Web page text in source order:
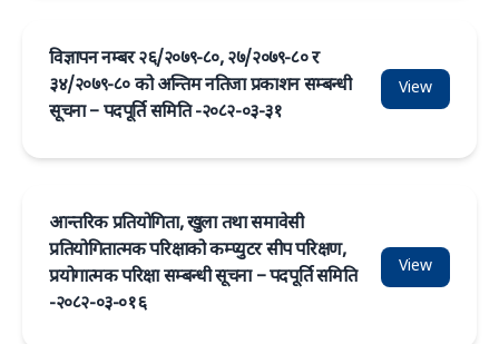
विज्ञापन नम्बर २६/२०७९-८०, २७/२०७९-८० र
३४/२०७९-८० को अन्तिम नतिजा प्रकाशन सम्बन्धी
सूचना – पदपूर्ति समिति -२०८२-०३-३१
View
आन्तरिक प्रतियोगिता, खुला तथा समावेसी
प्रतियोगितात्मक परिक्षाको कम्प्युटर सीप परिक्षण,
प्रयोगात्मक परिक्षा सम्बन्धी सूचना – पदपूर्ति समिति
-२०८२-०३-०१६
View